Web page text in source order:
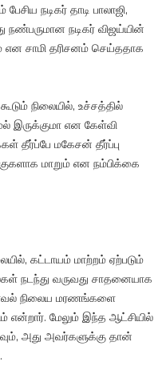
நடிகர் தாடி பாலாஜி,
நண்பருமான நடிகர் விஜய்யின்
சாமி தரிசனம் செய்ததாக
நிலையில், உச்சத்தில்
இருக்குமா என கேள்வி
தீர்ப்பே மகேசன் தீர்ப்பு
மாறும் என நம்பிக்கை
கட்டாயம் மாற்றம் ஏற்படும்
நடந்து வருவது சாதனையாக
நிலைய மரணங்களை
என்றார். மேலும் இந்த ஆட்சியில்
அது அவர்களுக்கு தான்